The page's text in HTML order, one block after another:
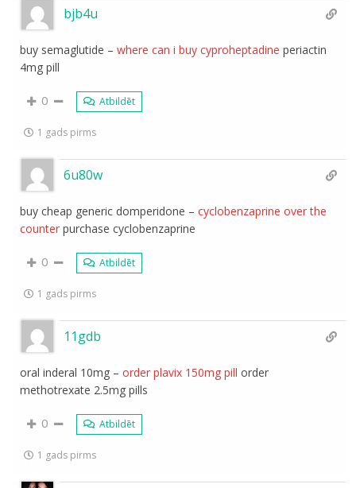
bjb4u
buy semaglutide –where can i buy cyproheptadine periactin
4mg pill
0 Atbildēt
1 gads pirms
6u80w
buy cheap generic domperidone –cyclobenzaprine over the
counter purchase cyclobenzaprine
0 Atbildēt
1 gads pirms
11gdb
oral inderal 10mg –order plavix 150mg pill order
methotrexate 2.5mg pills
0 Atbildēt
1 gads pirms